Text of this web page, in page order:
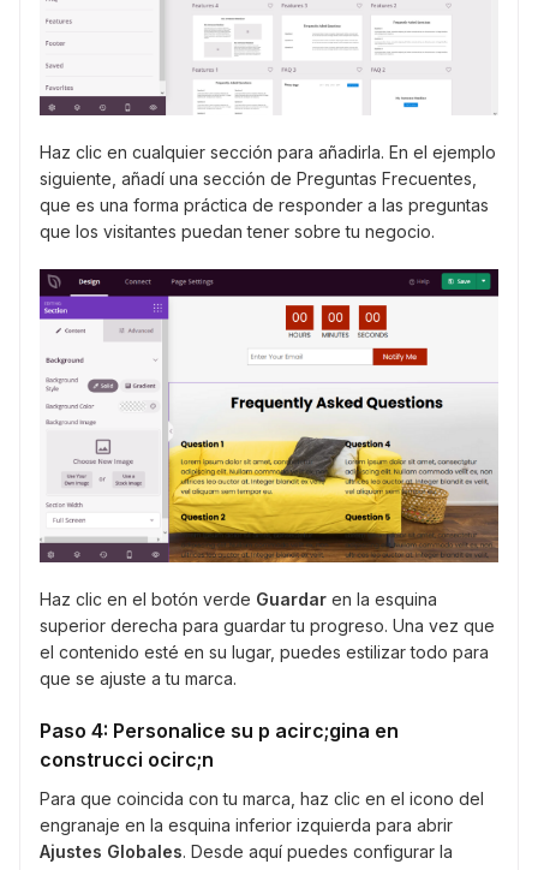
Haz clic en cualquier sección para añadirla. En el ejemplo
siguiente, añadí una sección de Preguntas Frecuentes,
que es una forma práctica de responder a las preguntas
que los visitantes puedan tener sobre tu negocio.
Haz clic en el botón verde Guardar en la esquina
superior derecha para guardar tu progreso. Una vez que
el contenido esté en su lugar, puedes estilizar todo para
que se ajuste a tu marca.
Paso 4: Personalice su p acirc;gina en
construcci ocirc;n
Para que coincida con tu marca, haz clic en el icono del
engranaje en la esquina inferior izquierda para abrir
Ajustes Globales. Desde aquí puedes configurar la